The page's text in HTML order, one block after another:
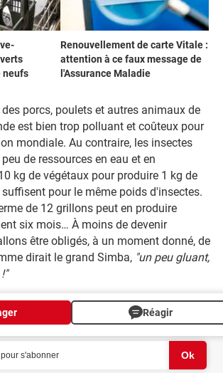
neufs
Renouvellement de carte Vitale :
attention à ce faux message de
l'Assurance Maladie
porcs, poulets et autres animaux de
est bien trop polluant et coûteux pour
mondiale. Au contraire, les insectes
de ressources en eau et en
kg de végétaux pour produire 1 kg de
pour le même poids d'insectes.
de 12 grillons peut en produire
six mois… À moins de devenir
être obligés, à un moment donné, de
dirait le grand Simba, "un peu gluant,
Réagir